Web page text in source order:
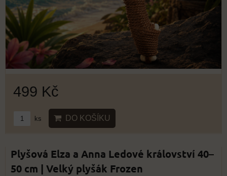
499 Kč
ks DO KOŠÍKU
Plyšová Elza a Anna Ledové království 40–
50 cm | Velký plyšák Frozen